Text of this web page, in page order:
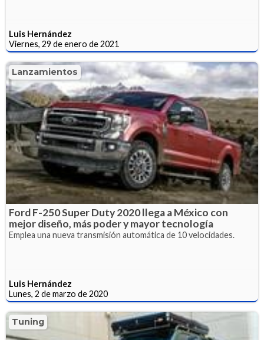
Luis Hernández
Viernes, 29 de enero de 2021
Lanzamientos
Ford F-250 Super Duty 2020 llega a México con
mejor diseño, más poder y mayor tecnología
Emplea una nueva transmisión automática de 10 velocidades.
Luis Hernández
Lunes, 2 de marzo de 2020
Tuning